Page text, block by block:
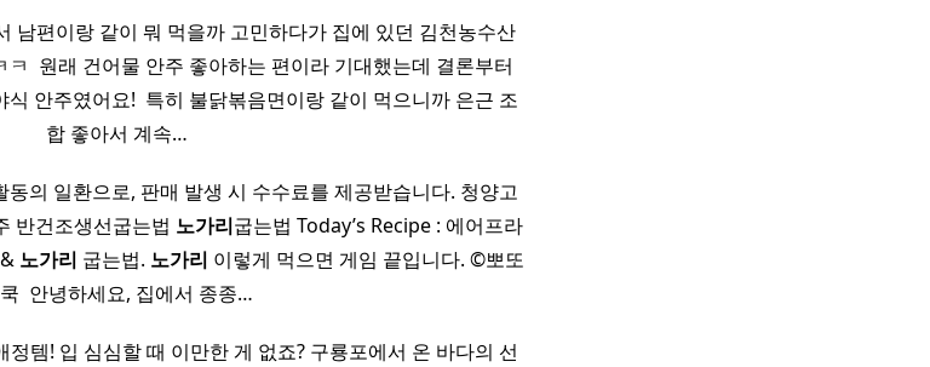
남편이랑 같이 뭐 먹을까 고민하다가 집에 있던 김천농수산
ㅋ ​ 원래 건어물 안주 좋아하는 편이라 기대했는데 결론부터
안주였어요! ​ 특히 불닭볶음면이랑 같이 먹으니까 은근 조
합 좋아서 계속…
의 일환으로, 판매 발생 시 수수료를 제공받습니다. 청양고
반건조생선굽는법 노가리굽는법 Today’s Recipe : 에어프라
노가리 굽는법. 노가리 이렇게 먹으면 게임 끝입니다. ©뽀또
안녕하세요, 집에서 종종…
템! 입 심심할 때 이만한 게 없죠? 구룡포에서 온 바다의 선